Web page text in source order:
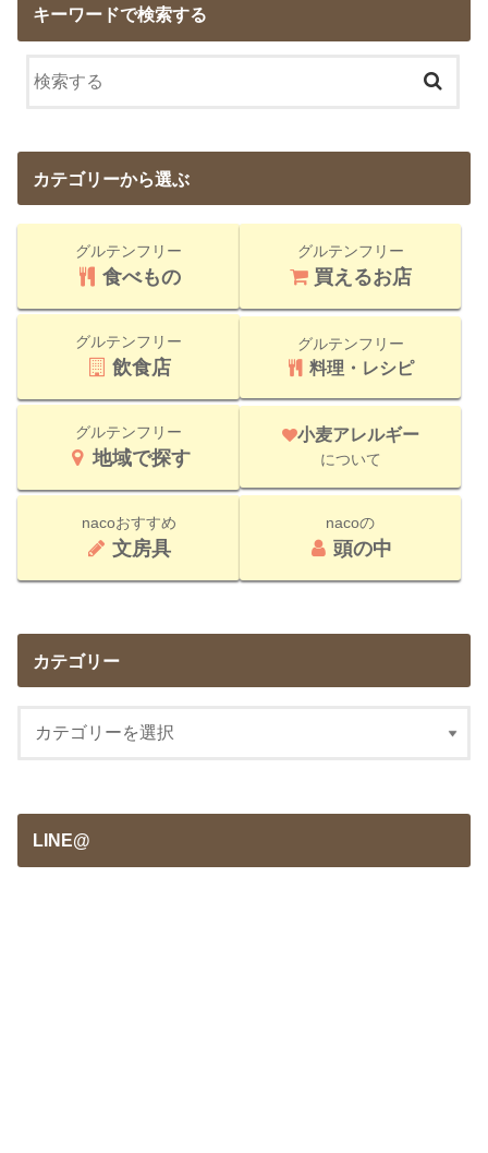
キーワードで検索する
カテゴリーから選ぶ
グルテンフリー
食べもの
グルテンフリー
買えるお店
グルテンフリー
飲食店
グルテンフリー
料理・レシピ
グルテンフリー
地域で探す
小麦アレルギー
について
nacoおすすめ
文房具
nacoの
頭の中
カテゴリー
LINE@